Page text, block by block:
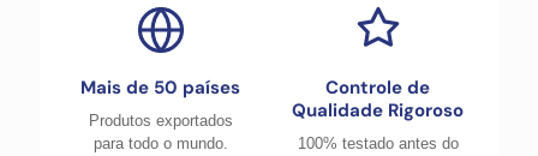
Mais de 50 países
Produtos exportados
para todo o mundo.
Controle de
Qualidade Rigoroso
100% testado antes do